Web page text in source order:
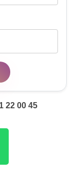
22 00 45